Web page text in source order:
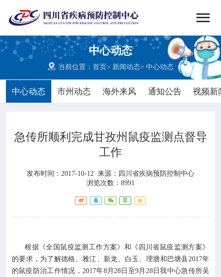

中心动态
 当前位置：首页> 新闻动态>中心动态
中心动态 市州动态 海外来风 通知公告 视频新

网站首页
中心概况 
新闻动态 
工作重点 
科研培训 
急传所顺利完成甘孜州鼠疫监测点督导
工作
发布时间：2017-10-12 来源： 四川省疾病预防控制中心
浏览次数：8991
根据《全国鼠疫监测工作方案》和《四川省鼠疫监测方案》
的要求，为了解德格、雅江、新龙、白玉、理塘和巴塘县2017年
的鼠疫防治工作情况，2017年8月28日至9月28日我中心急传所吴